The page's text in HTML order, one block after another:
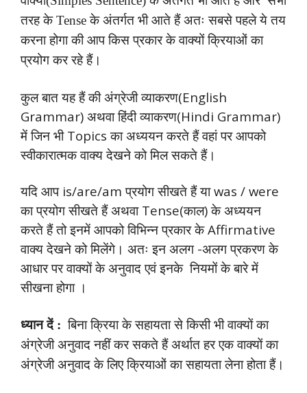
तरह के Tense के अंतर्गत भी आते हैं अतः सबसेपहलेये तय
करना होगा की आप किस प्रकार के वाक्यों क्रियाओं का
प्रयोग कर रहे हैं।
कुल बात यह हैं की अंग्रेजी व्याकरण(English
Grammar) अथवा हिंदी व्याकरण(Hindi Grammar)
में जिन भी Topics का अध्ययन करते हैं वहां पर आपको
स्वीकारात्मक वाक्य देखने को मिल सकते हैं।
यदि आप is/are/am प्रयोग सीखते हैं या was / were
का प्रयोग सीखते हैं अथवा Tense(काल) के अध्ययन
करते हैं तो इनमें आपको विभिन्न प्रकार के Affirmative
वाक्य देखने को मिलेंगे। अतः इन अलग -अलग प्रकरण के
आधार पर वाक्यों के अनुवाद एवं इनके नियमों के बारे में
सीखना होगा ।
ध्यान दें : बिना क्रिया के सहायता से किसी भी वाक्यों का
अंग्रेजी अनुवाद नहीं कर सकते हैं अर्थात हर एक वाक्यों का
अंग्रेजी अनुवाद के लिए क्रियाओं का सहायता लेना होता हैं।